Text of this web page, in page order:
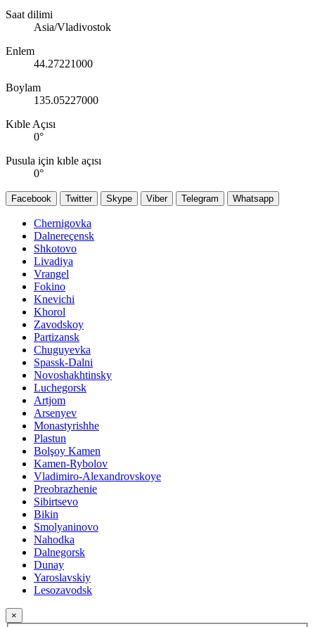
Saat dilimi
Asia/Vladivostok
Enlem
44.27221000
Boylam
135.05227000
Kıble Açısı
0°
Pusula için kıble açısı
0°
Facebook Twitter Skype Viber Telegram Whatsapp
Chernigovka
Dalnereçensk
Shkotovo
Livadiya
Vrangel
Fokino
Knevichi
Khorol
Zavodskoy
Partizansk
Chuguyevka
Spassk-Dalni
Novoshakhtinsky
Luchegorsk
Artjom
Arsenyev
Monastyrishhe
Plastun
Bolşoy Kamen
Kamen-Rybolov
Vladimiro-Alexandrovskoye
Preobrazhenie
Sibirtsevo
Bikin
Smolyaninovo
Nahodka
Dalnegorsk
Dunay
Yaroslavskiy
Lesozavodsk
×